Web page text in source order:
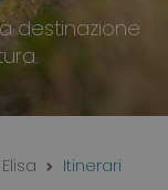
destinazione
Itinerari